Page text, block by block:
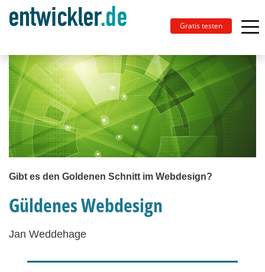
Gratis testen
Gibt es den Goldenen Schnitt im Webdesign?
Güldenes Webdesign
Jan Weddehage